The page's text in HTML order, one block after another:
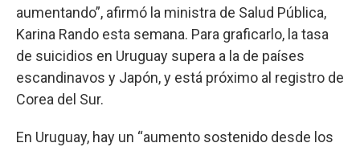
aumentando”, afirmó la ministra de Salud Pública,
Karina Rando esta semana. Para graficarlo, la tasa
de suicidios en Uruguay supera a la de países
escandinavos y Japón, y está próximo al registro de
Corea del Sur.
En Uruguay, hay un “aumento sostenido desde los